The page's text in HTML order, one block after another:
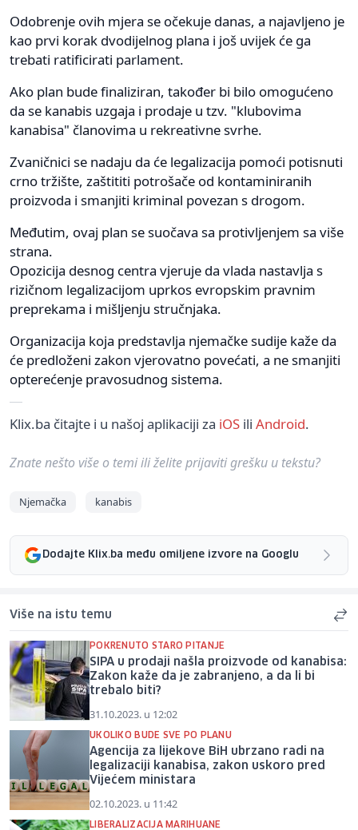
Odobrenje ovih mjera se očekuje danas, a najavljeno je
kao prvi korak dvodijelnog plana i još uvijek će ga
trebati ratificirati parlament.
Ako plan bude finaliziran, također bi bilo omogućeno
da se kanabis uzgaja i prodaje u tzv. "klubovima
kanabisa" članovima u rekreativne svrhe.
Zvaničnici se nadaju da će legalizacija pomoći potisnuti
crno tržište, zaštititi potrošače od kontaminiranih
proizvoda i smanjiti kriminal povezan s drogom.
Međutim, ovaj plan se suočava sa protivljenjem sa više
strana.
Opozicija desnog centra vjeruje da vlada nastavlja s
rizičnom legalizacijom uprkos evropskim pravnim
preprekama i mišljenju stručnjaka.
Organizacija koja predstavlja njemačke sudije kaže da
će predloženi zakon vjerovatno povećati, a ne smanjiti
opterećenje pravosudnog sistema.
Klix.ba čitajte i u našoj aplikaciji za iOS ili Android.
Znate nešto više o temi ili želite prijaviti grešku u tekstu?
Njemačka kanabis
Dodajte Klix.ba među omiljene izvore na Googlu
Više na istu temu
POKRENUTO STARO PITANJE
SIPA u prodaji našla proizvode od kanabisa:
Zakon kaže da je zabranjeno, a da li bi
trebalo biti?
31.10.2023. u 12:02
UKOLIKO BUDE SVE PO PLANU
Agencija za lijekove BiH ubrzano radi na
legalizaciji kanabisa, zakon uskoro pred
Vijećem ministara
02.10.2023. u 11:42
LIBERALIZACIJA MARIHUANE